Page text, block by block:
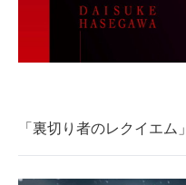
「裏切り者のレクイエム」